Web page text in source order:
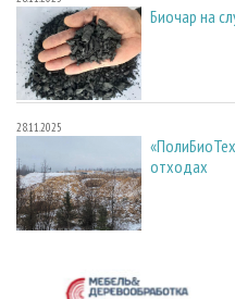
Биочар на
28.11.2025
отходах